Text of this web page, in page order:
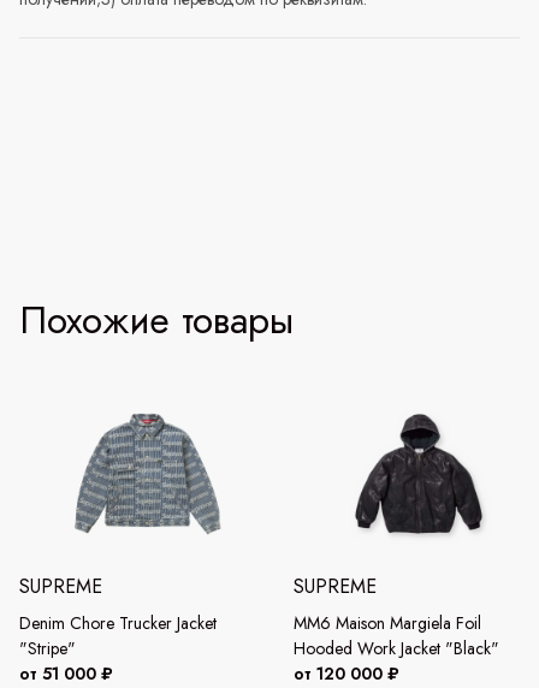
Похожие товары
SUPREME
Denim Chore Trucker Jacket
"Stripe"
от 51 000 ₽
SUPREME
MM6 Maison Margiela Foil
Hooded Work Jacket "Black"
от 120 000 ₽